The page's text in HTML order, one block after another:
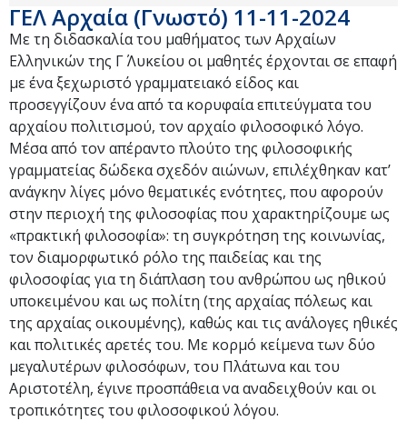
ΓΕΛ Αρχαία (Γνωστό) 11-11-2024
Με τη διδασκαλία του μαθήματος των Αρχαίων
Ελληνικών της Γ΄ Λυκείου οι μαθητές έρχονται σε επαφή
με ένα ξεχωριστό γραμματειακό είδος και
προσεγγίζουν ένα από τα κορυφαία επιτεύγματα του
αρχαίου πολιτισμού, τον αρχαίο φιλοσοφικό λόγο.
Μέσα από τον απέραντο πλούτο της φιλοσοφικής
γραμματείας δώδεκα σχεδόν αιώνων, επιλέχθηκαν κατ’
ανάγκην λίγες μόνο θεματικές ενότητες, που αφορούν
στην περιοχή της φιλοσοφίας που χαρακτηρίζουμε ως
«πρακτική φιλοσοφία»: τη συγκρότηση της κοινωνίας,
τον διαμορφωτικό ρόλο της παιδείας και της
φιλοσοφίας για τη διάπλαση του ανθρώπου ως ηθικού
υποκειμένου και ως πολίτη (της αρχαίας πόλεως και
της αρχαίας οικουμένης), καθώς και τις ανάλογες ηθικές
και πολιτικές αρετές του. Με κορμό κείμενα των δύο
μεγαλυτέρων φιλοσόφων, του Πλάτωνα και του
Αριστοτέλη, έγινε προσπάθεια να αναδειχθούν και οι
τροπικότητες του φιλοσοφικού λόγου.